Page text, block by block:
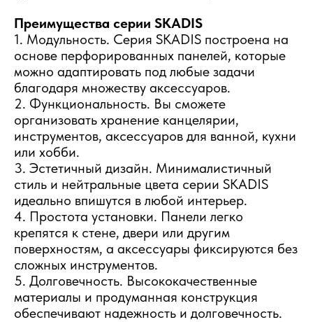
Преимущества серии SKADIS
1. Модульность. Серия SKADIS построена на
основе перфорированных панелей, которые
можно адаптировать под любые задачи
благодаря множеству аксессуаров.
2. Функциональность. Вы сможете
организовать хранение канцелярии,
инструментов, аксессуаров для ванной, кухни
или хобби.
3. Эстетичный дизайн. Минималистичный
стиль и нейтральные цвета серии SKADIS
идеально впишутся в любой интерьер.
4. Простота установки. Панели легко
крепятся к стене, двери или другим
поверхностям, а аксессуары фиксируются без
сложных инструментов.
5. Долговечность. Высококачественные
материалы и продуманная конструкция
обеспечивают надежность и долговечность.